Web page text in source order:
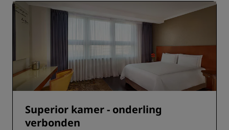
Superior kamer - onderling
verbonden